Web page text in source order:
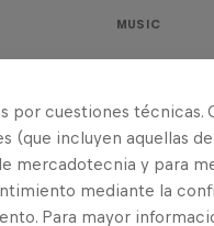
MUSIC
por cuestiones técnicas.
(que incluyen aquellas de
mercadotecnia y para
mediante la
Para mayor